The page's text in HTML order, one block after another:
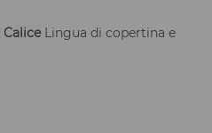
CaliceLingua di copertina e